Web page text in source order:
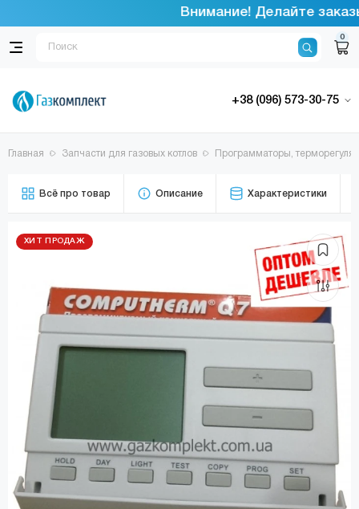
Внимание! Делайте
0
+38 (096) 573-30-75
Главная Запчасти для газовых котлов Программаторы,
Всё про товар Описание Характеристики
ХИТ ПРОДАЖ